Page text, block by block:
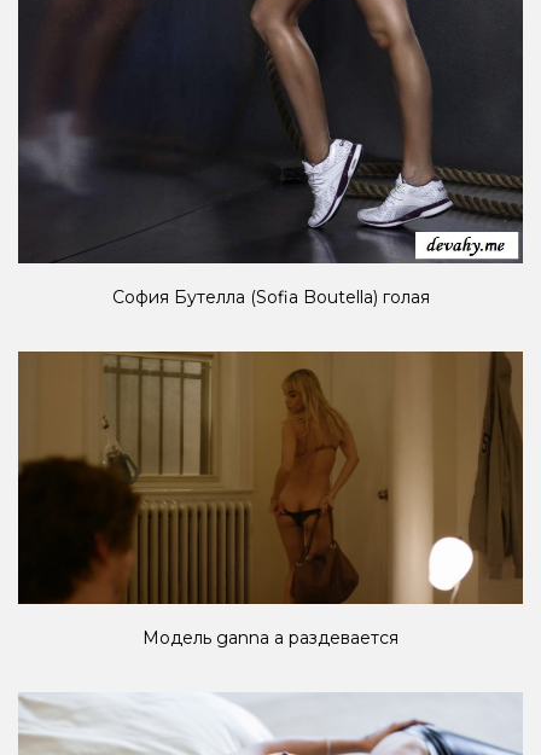
София Бутелла (Sofia Boutella) голая
Модель ganna a раздевается